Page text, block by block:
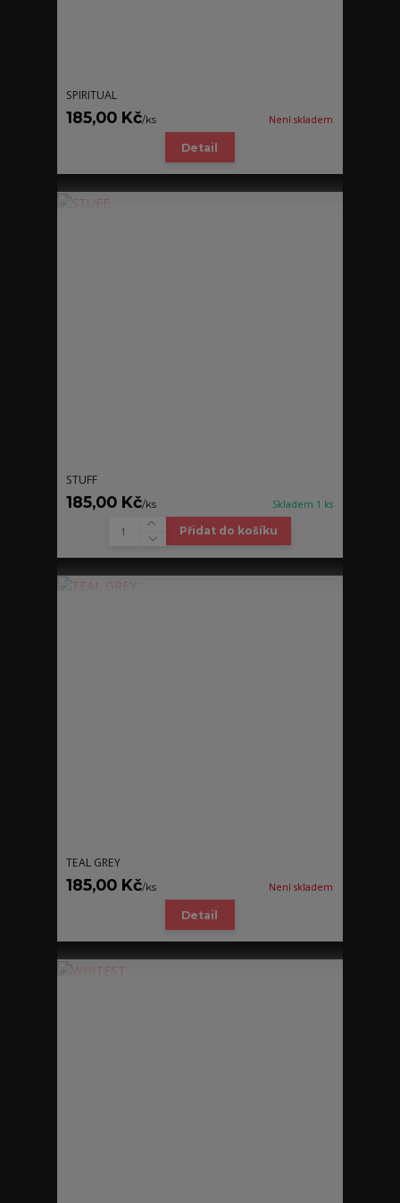
SPIRITUAL
185,00 Kč/ks Není skladem
Detail
STUFF
185,00 Kč/ks Skladem 1 ks
Přidat do košíku
TEAL GREY
185,00 Kč/ks Není skladem
Detail